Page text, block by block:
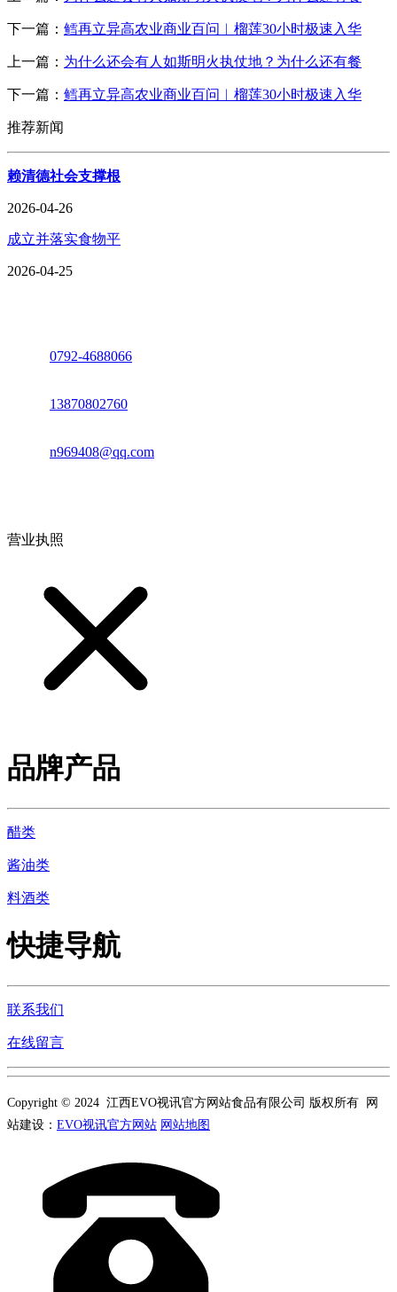
下一篇： 鳕再立异高农业商业百问︱榴莲30小时极速入华
上一篇： 为什么还会有人如斯明火执仗地？为什么还有餐
下一篇： 鳕再立异高农业商业百问︱榴莲30小时极速入华
推荐新闻
赖清德社会支撑根
2026-04-26
成立并落实食物平
2026-04-25
0792-4688066
13870802760
n969408@qq.com
营业执照
品牌产品
醋类
酱油类
料酒类
快捷导航
联系我们
在线留言
Copyright © 2024 江西EVO视讯官方网站食品有限公司 版权所有 网
站建设： EVO视讯官方网站 网站地图